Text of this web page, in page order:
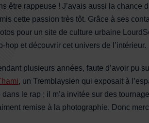
être rappeuse ! J’avais aussi la chance
cette passion très tôt. Grâce à ses
pour un site de culture urbaine
hop et découvrir cet univers de l’intérieur.
plusieurs années, faute d’avoir pu
, un Tremblaysien qui exposait à
le rap ; il m’a invitée sur des
remise à la photographie. Donc